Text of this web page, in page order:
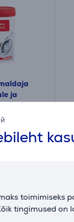
toimimiseks
tingimused on
ja